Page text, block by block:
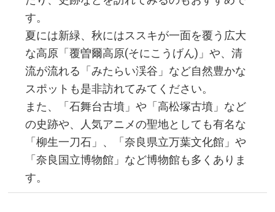
す。
夏には新緑、秋にはススキが一面を覆う広大
な高原「覆曽爾高原(そにこうげん)」や、清
流が流れる「みたらい渓谷」など自然豊かな
スポットも是非訪れてみてください。
また、「石舞台古墳」や「高松塚古墳」など
の史跡や、人気アニメの聖地としても有名な
「柳生一刀石」、「奈良県立万葉文化館」や
「奈良国立博物館」など博物館も多くありま
す。